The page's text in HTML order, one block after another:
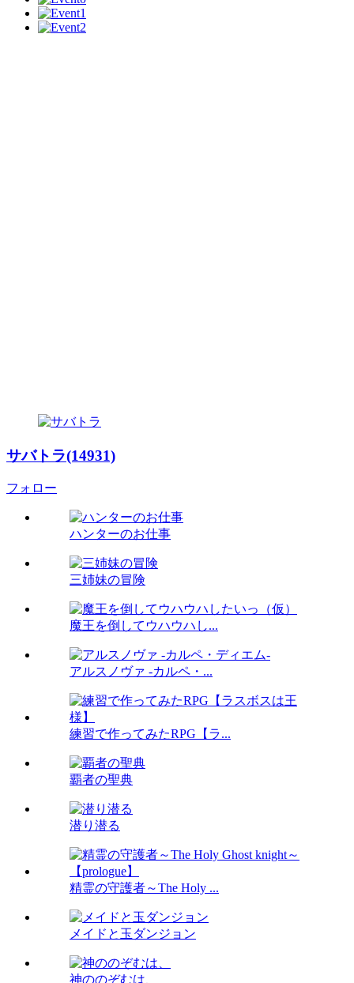
サバトラ(14931)
フォロー
ハンターのお仕事
三姉妹の冒険
魔王を倒してウハウハし...
アルスノヴァ -カルペ・...
練習で作ってみたRPG【ラ...
覇者の聖典
潜り潜る
精霊の守護者～The Holy ...
メイドと玉ダンジョン
神ののぞむは、